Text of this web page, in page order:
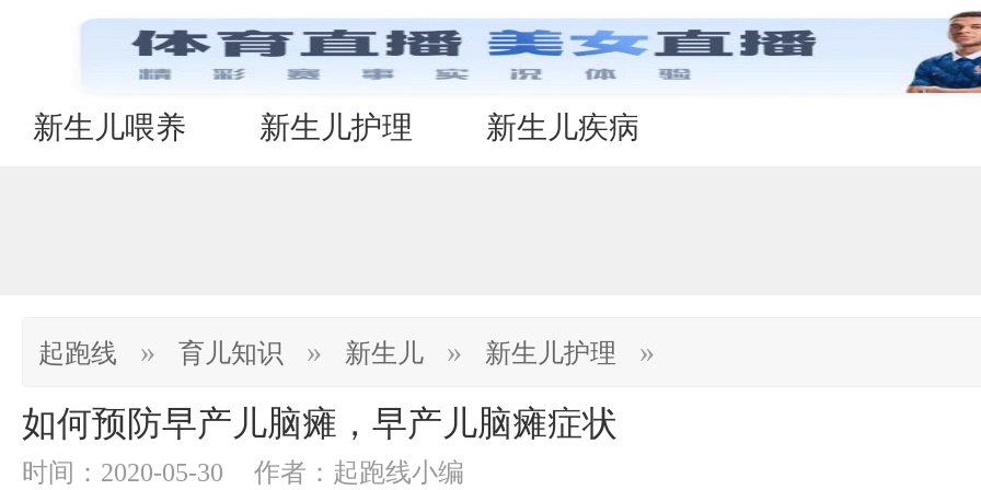
新生儿喂养 新生儿护理 新生儿疾病
起跑线 » 育儿知识 » 新生儿 » 新生儿护理 »
如何预防早产儿脑瘫，早产儿脑瘫症状
时间：2020-05-30 作者：起跑线小编